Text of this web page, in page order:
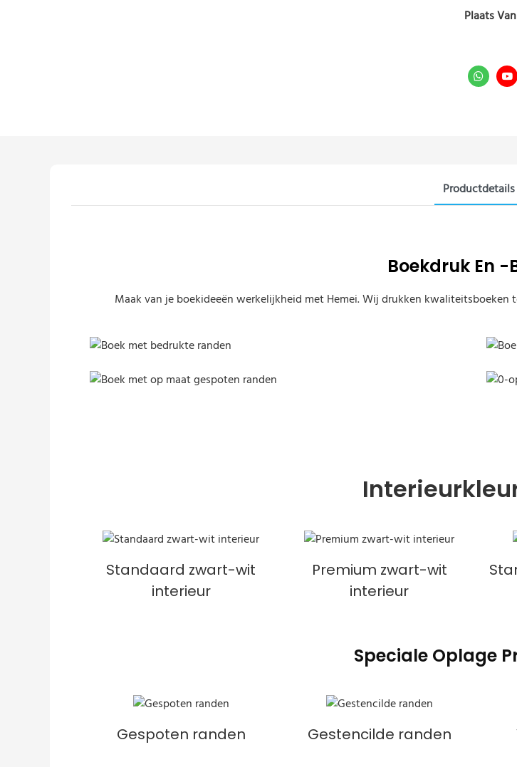
Plaats
Productdetails
Boekdruk En -
Maak van je boekideeën werkelijkheid met Hemei. Wij drukken
Boek met bedrukte randen
Standaard zwart-wit
interieur
Premium zwart-wit
interieur
Speciale Oplage
Gespoten randen Gestencilde randen